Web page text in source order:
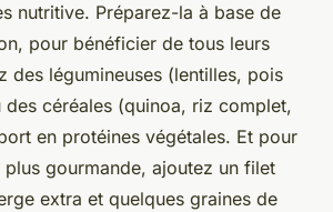
nutritive. Préparez-la à base de
pour bénéficier de tous leurs
des légumineuses (lentilles, pois
céréales (quinoa, riz complet,
en protéines végétales. Et pour
gourmande, ajoutez un filet
extra et quelques graines de